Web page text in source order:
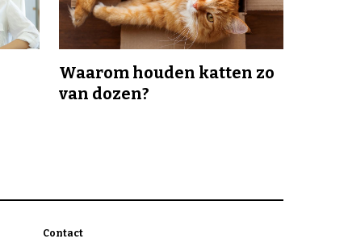
Waarom houden katten zo
van dozen?
Contact